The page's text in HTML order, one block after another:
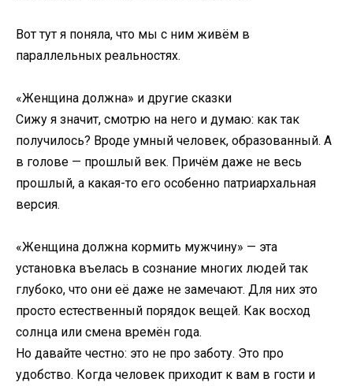
Вот тут я поняла, что мы с ним живём в
параллельных реальностях.
«Женщина должна» и другие сказки
Сижу я значит, смотрю на него и думаю: как так
получилось? Вроде умный человек, образованный. А
в голове — прошлый век. Причём даже не весь
прошлый, а какая-то его особенно патриархальная
версия.
«Женщина должна кормить мужчину» — эта
установка въелась в сознание многих людей так
глубоко, что они её даже не замечают. Для них это
просто естественный порядок вещей. Как восход
солнца или смена времён года.
Но давайте честно: это не про заботу. Это про
удобство. Когда человек приходит к вам в гости и